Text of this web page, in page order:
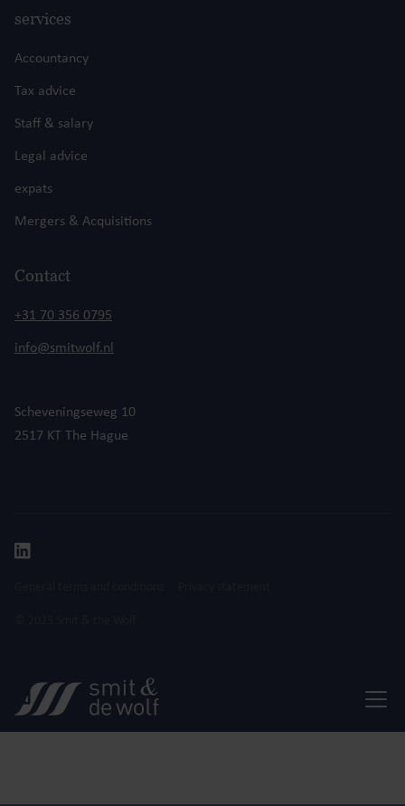
services
Accountancy
Tax advice
Staff & salary
Legal advice
expats
Mergers & Acquisitions
Contact
+31 70 356 0795
info@smitwolf.nl
Scheveningseweg 10
2517 KT The Hague